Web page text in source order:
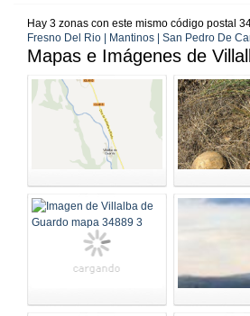
Hay 3 zonas con este mismo código postal
Fresno Del Rio | Mantinos | San Pedro De
Mapas e Imágenes de